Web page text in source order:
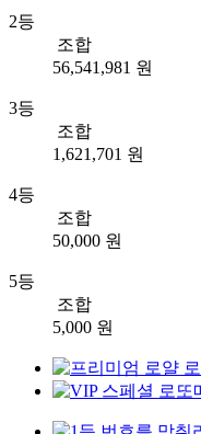
2등
조합
56,541,981 원
3등
조합
1,621,701 원
4등
조합
50,000 원
5등
조합
5,000 원